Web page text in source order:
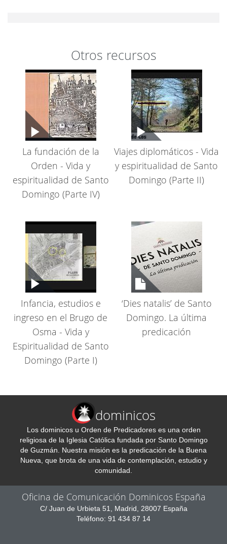
Otros recursos
La fundación de la
Orden - Vida y
espiritualidad de Santo
Domingo (Parte IV)
Viajes diplomáticos - Vida
y espiritualidad de Santo
Domingo (Parte II)
Infancia, estudios e
ingreso en el Brugo de
Osma - Vida y
Espiritualidad de Santo
Domingo (Parte I)
‘Dies natalis’ de Santo
Domingo. La última
predicación
dominicos
Los dominicos u Orden de Predicadores es una orden
religiosa de la Iglesia Católica fundada por Santo Domingo
de Guzmán. Nuestra misión es la predicación de la Buena
Nueva, que brota de una vida de contemplación, estudio y
comunidad.
Oficina de Comunicación Dominicos España
C/ Juan de Urbieta 51, Madrid, 28007 España
Teléfono: 91 434 87 14